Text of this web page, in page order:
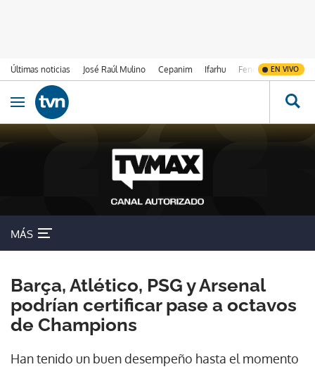
Últimas noticias José Raúl Mulino Cepanim Ifarhu Fenómeno de El
EN VIVO
Ir al contenido
Obrir navegació
MÁS
Barça, Atlético, PSG y Arsenal
podrían certificar pase a octavos
de Champions
Han tenido un buen desempeño hasta el momento